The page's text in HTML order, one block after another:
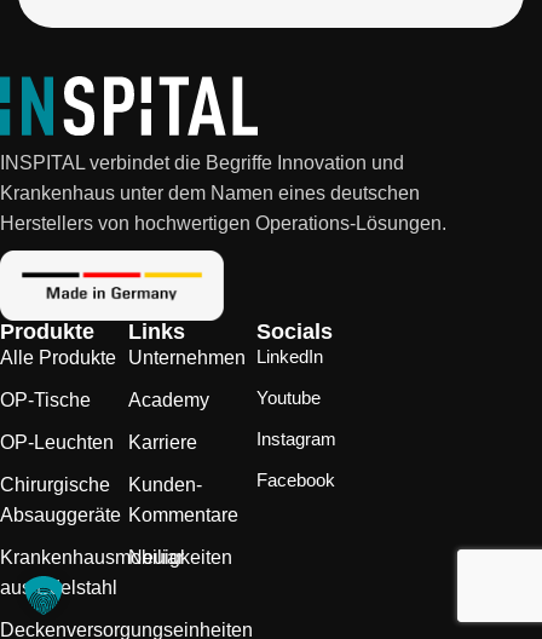
INSPITAL verbindet die Begriffe Innovation und
Krankenhaus unter dem Namen eines deutschen
Herstellers von hochwertigen Operations-Lösungen.
Produkte
Alle Produkte
OP-Tische
OP-Leuchten
Chirurgische
Absauggeräte
Krankenhausmobiliar
aus Edelstahl
Deckenversorgungseinheiten
Links
Unternehmen
Academy
Karriere
Kunden-
Kommentare
Neuigkeiten
Socials
LinkedIn
Youtube
Instagram
Facebook